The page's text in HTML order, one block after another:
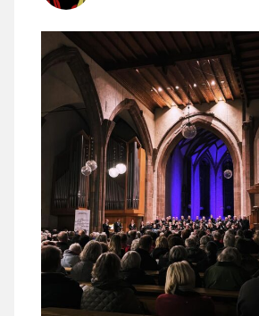
stuttgarter_oratorienchor
März 24